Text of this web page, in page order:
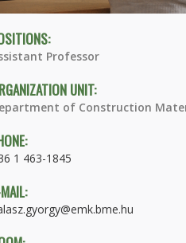
Professor
UNIT:
of Construction
1 463-1845